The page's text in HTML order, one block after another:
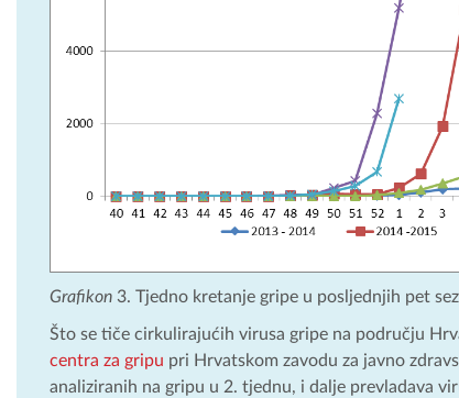
Grafikon 3. Tjedno kretanje gripe u posljednjih pet
Što se tiče cirkulirajućih virusa gripe na području
centra za gripu pri Hrvatskom zavodu za javno
analiziranih na gripu u 2. tjednu, i dalje prevladava